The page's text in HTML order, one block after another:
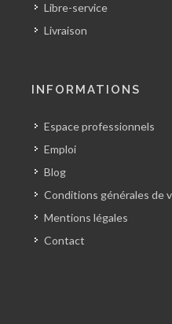
Libre-service
Livraison
INFORMATIONS
Espace professionnels
Emploi
Blog
Conditions générales de
Mentions légales
Contact